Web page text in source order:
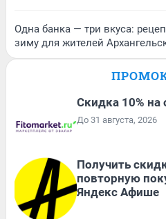
Одна банка — три вкуса:
зиму для жителей
Скидка 10% на
До 31 августа, 2026
Получить
повторную
Яндекс Афише